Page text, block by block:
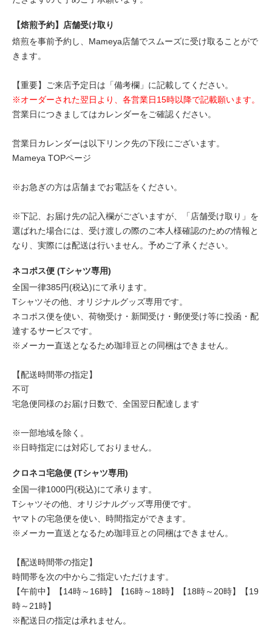
【焙煎予約】店舗受け取り
焙煎を事前予約し、Mameya店舗でスムーズに受け取ることがで
きます。
【重要】ご来店予定日は「備考欄」に記載してください。
※オーダーされた翌日より、各営業日15時以降で記載願います。
営業日につきましてはカレンダーをご確認ください。
営業日カレンダーは以下リンク先の下段にございます。
Mameya TOPページ
※お急ぎの方は店舗までお電話をください。
※下記、お届け先の記入欄がございますが、「店舗受け取り」を
選ばれた場合には、受け渡しの際のご本人様確認のための情報と
なり、実際には配送は行いません。予めご了承ください。
ネコポス便 (Tシャツ専用)
全国一律385円(税込)にて承ります。
Tシャツその他、オリジナルグッズ専用です。
ネコポス便を使い、荷物受け・新聞受け・郵便受け等に投函・配
達するサービスです。
※メーカー直送となるため珈琲豆との同梱はできません。
【配送時間帯の指定】
不可
宅急便同様のお届け日数で、全国翌日配達します
※一部地域を除く。
※日時指定には対応しておりません。
クロネコ宅急便 (Tシャツ専用)
全国一律1000円(税込)にて承ります。
Tシャツその他、オリジナルグッズ専用便です。
ヤマトの宅急便を使い、時間指定ができます。
※メーカー直送となるため珈琲豆との同梱はできません。
【配送時間帯の指定】
時間帯を次の中からご指定いただけます。
【午前中】【14時～16時】【16時～18時】【18時～20時】【19
時～21時】
※配送日の指定は承れません。